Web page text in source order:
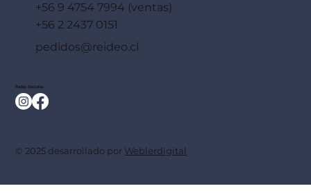
+56 9 4754 7994 (ventas)
+56 2 2437 0151
pedidos@reideo.cl
Redes Sociales
© 2025 desarrollado por Weblerdigital